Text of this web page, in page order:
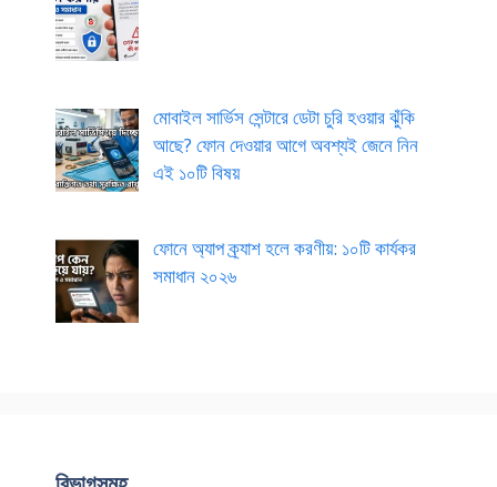
মোবাইল সার্ভিস সেন্টারে ডেটা চুরি হওয়ার ঝুঁকি
আছে? ফোন দেওয়ার আগে অবশ্যই জেনে নিন
এই ১০টি বিষয়
ফোনে অ্যাপ ক্র্যাশ হলে করণীয়: ১০টি কার্যকর
সমাধান ২০২৬